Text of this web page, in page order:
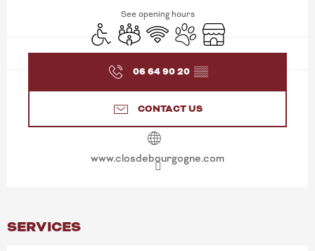
See opening hours
Disabled access
Meeting room
Wifi Animals accepted
Shop
06 64 90 20 ▒▒
CONTACT US
www.closdebourgogne.com
SERVICES